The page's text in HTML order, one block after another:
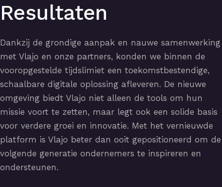
Resultaten
Dankzij de grondige aanpak en nauwe samenwerking
met Vlajo en onze partners, konden we binnen de
vooropgestelde tijdslimiet een toekomstbestendige,
schaalbare digitale oplossing afleveren. De nieuwe
omgeving biedt Vlajo niet alleen de tools om hun
missie voort te zetten, maar legt ook een solide basis
voor verdere groei en innovatie. Met het vernieuwde
platform is Vlajo beter dan ooit gepositioneerd om de
volgende generatie ondernemers te inspireren en
ondersteunen.